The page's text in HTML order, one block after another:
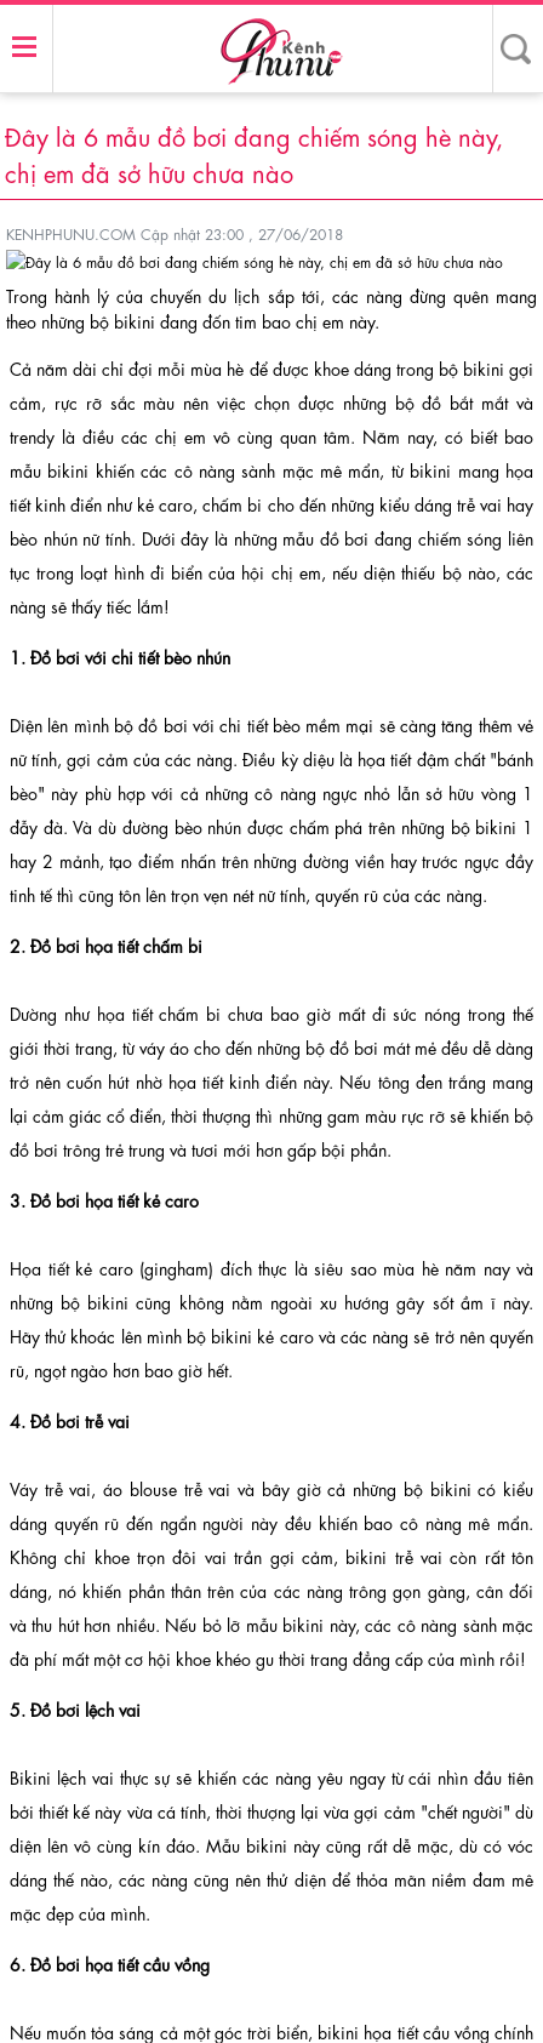
Đây là 6 mẫu đồ bơi đang chiếm sóng hè này,
chị em đã sở hữu chưa nào
KENHPHUNU.COM Cập nhật 23:00 , 27/06/2018
Trong hành lý của chuyến du lịch sắp tới, các nàng đừng quên mang
theo những bộ bikini đang đốn tim bao chị em này.
Cả năm dài chỉ đợi mỗi mùa hè để được khoe dáng trong bộ bikini gợi
cảm, rực rỡ sắc màu nên việc chọn được những bộ đồ bắt mắt và
trendy là điều các chị em vô cùng quan tâm. Năm nay, có biết bao
mẫu bikini khiến các cô nàng sành mặc mê mẩn, từ bikini mang họa
tiết kinh điển như kẻ caro, chấm bi cho đến những kiểu dáng trễ vai hay
bèo nhún nữ tính. Dưới đây là những mẫu đồ bơi đang chiếm sóng liên
tục trong loạt hình đi biển của hội chị em, nếu diện thiếu bộ nào, các
nàng sẽ thấy tiếc lắm!
1. Đồ bơi với chi tiết bèo nhún
Diện lên mình bộ đồ bơi với chi tiết bèo mềm mại sẽ càng tăng thêm vẻ
nữ tính, gợi cảm của các nàng. Điều kỳ diệu là họa tiết đậm chất "bánh
bèo" này phù hợp với cả những cô nàng ngực nhỏ lẫn sở hữu vòng 1
đẫy đà. Và dù đường bèo nhún được chấm phá trên những bộ bikini 1
hay 2 mảnh, tạo điểm nhấn trên những đường viền hay trước ngực đầy
tinh tế thì cũng tôn lên trọn vẹn nét nữ tính, quyến rũ của các nàng.
2. Đồ bơi họa tiết chấm bi
Dường như họa tiết chấm bi chưa bao giờ mất đi sức nóng trong thế
giới thời trang, từ váy áo cho đến những bộ đồ bơi mát mẻ đều dễ dàng
trở nên cuốn hút nhờ họa tiết kinh điển này. Nếu tông đen trắng mang
lại cảm giác cổ điển, thời thượng thì những gam màu rực rỡ sẽ khiến bộ
đồ bơi trông trẻ trung và tươi mới hơn gấp bội phần.
3. Đồ bơi họa tiết kẻ caro
Họa tiết kẻ caro (gingham) đích thực là siêu sao mùa hè năm nay và
những bộ bikini cũng không nằm ngoài xu hướng gây sốt ầm ĩ này.
Hãy thử khoác lên mình bộ bikini kẻ caro và các nàng sẽ trở nên quyến
rũ, ngọt ngào hơn bao giờ hết.
4. Đồ bơi trễ vai
Váy trễ vai, áo blouse trễ vai và bây giờ cả những bộ bikini có kiểu
dáng quyến rũ đến ngẩn người này đều khiến bao cô nàng mê mẩn.
Không chỉ khoe trọn đôi vai trần gợi cảm, bikini trễ vai còn rất tôn
dáng, nó khiến phần thân trên của các nàng trông gọn gàng, cân đối
và thu hút hơn nhiều. Nếu bỏ lỡ mẫu bikini này, các cô nàng sành mặc
đã phí mất một cơ hội khoe khéo gu thời trang đẳng cấp của mình rồi!
5. Đồ bơi lệch vai
Bikini lệch vai thực sự sẽ khiến các nàng yêu ngay từ cái nhìn đầu tiên
bởi thiết kế này vừa cá tính, thời thượng lại vừa gợi cảm "chết người" dù
diện lên vô cùng kín đáo. Mẫu bikini này cũng rất dễ mặc, dù có vóc
dáng thế nào, các nàng cũng nên thử diện để thỏa mãn niềm đam mê
mặc đẹp của mình.
6. Đồ bơi họa tiết cầu vồng
Nếu muốn tỏa sáng cả một góc trời biển, bikini họa tiết cầu vồng chính